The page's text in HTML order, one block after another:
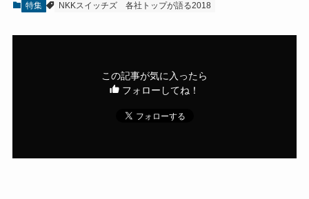
特集 NKKスイッチズ 各社トップが語る2018
この記事が気に入ったら
フォローしてね！